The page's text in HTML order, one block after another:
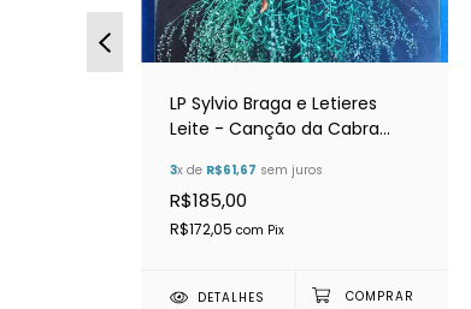
LP Sylvio Braga e Letieres
Leite - Canção da Cabra
3x de R$61,67 sem juros
R$185,00
R$172,05 com Pix
DETALHES